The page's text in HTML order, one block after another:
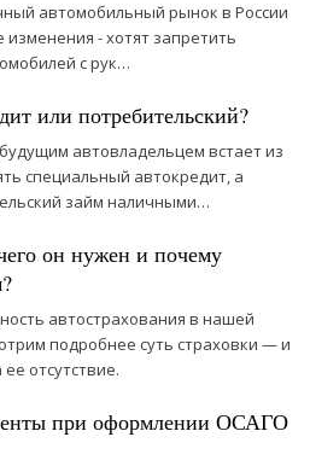
автомобильный рынок в России
- хотят запретить
с рук…
или потребительский?
автовладельцем встает из
специальный автокредит, а
займ наличными…
он нужен и почему
автострахования в нашей
подробнее суть страховки — и
отсутствие.
при оформлении ОСАГО